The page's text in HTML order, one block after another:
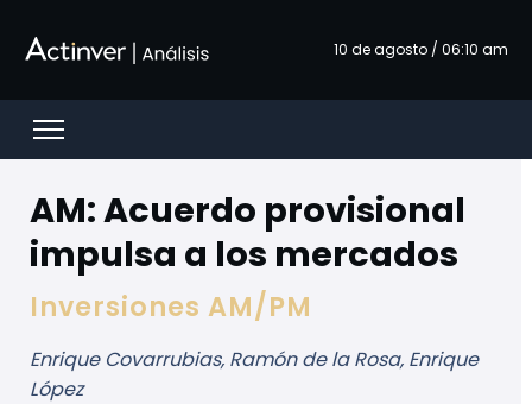
10 de agosto / 06:10 am
Open menu
AM: Acuerdo provisional
impulsa a los mercados
Inversiones AM/PM
Enrique Covarrubias, Ramón de la Rosa, Enrique
López